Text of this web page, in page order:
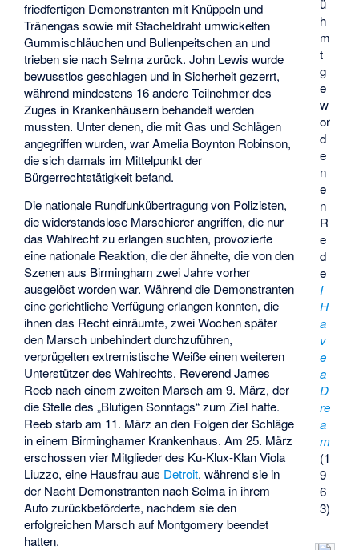
h
m
t
g
e
w
or
d
e
n
e
n
R
e
d
e
I
H
a
v
e
a
D
re
a
m
(1
9
6
3)
friedfertigen Demonstranten mit Knüppeln und
Tränengas sowie mit Stacheldraht umwickelten
Gummischläuchen und Bullenpeitschen an und
trieben sie nach Selma zurück. John Lewis wurde
bewusstlos geschlagen und in Sicherheit gezerrt,
während mindestens 16 andere Teilnehmer des
Zuges in Krankenhäusern behandelt werden
mussten. Unter denen, die mit Gas und Schlägen
angegriffen wurden, warAmelia Boynton Robinson,
die sich damals im Mittelpunkt der
Bürgerrechtstätigkeit befand.
Die nationale Rundfunkübertragung von Polizisten,
die widerstandslose Marschierer angriffen, die nur
das Wahlrecht zu erlangen suchten, provozierte
eine nationale Reaktion, die der ähnelte, die von den
Szenen aus Birmingham zwei Jahre vorher
ausgelöst worden war. Während die Demonstranten
eine gerichtliche Verfügung erlangen konnten, die
ihnen das Recht einräumte, zwei Wochen später
den Marsch unbehindert durchzuführen,
verprügelten extremistische Weiße einen weiteren
Unterstützer des Wahlrechts, ReverendJames
Reeb nach einem zweiten Marsch am 9. März, der
die Stelle des „Blutigen Sonntags“ zum Ziel hatte.
Reeb starb am 11. März an den Folgen der Schläge
in einem Birminghamer Krankenhaus. Am 25. März
erschossen vier Mitglieder des Ku-Klux-KlanViola
Liuzzo, eine Hausfrau aus Detroit, während sie in
der Nacht Demonstranten nach Selma in ihrem
Auto zurückbeförderte, nachdem sie den
erfolgreichen Marsch auf Montgomery beendet
hatten.